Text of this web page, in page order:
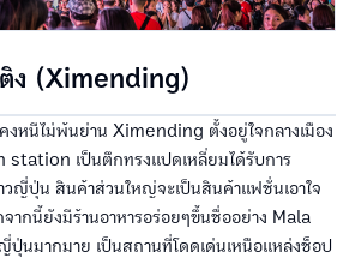
ง (Ximending)
งหนีไม่พ้นย่าน Ximending ตั้งอยู่ใจกลางเมือง
station เป็นตึกทรงแปดเหลี่ยมได้รับการ
ญี่ปุ่น สินค้าส่วนใหญ่จะเป็นสินค้าแฟชั่นเอาใจ
กนี้ยังมีร้านอาหารอร่อยๆขึ้นชื่ออย่าง Mala
ปุ่นมากมาย เป็นสถานที่โดดเด่นเหนือแหล่งช็อป